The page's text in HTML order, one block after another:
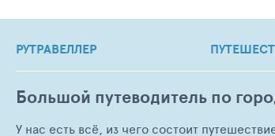
РУТРАВЕЛЛЕР
Большой путеводитель по
У нас есть всё, из чего состоит